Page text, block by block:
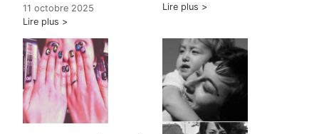
11 octobre 2025
Lire plus
Lire plus